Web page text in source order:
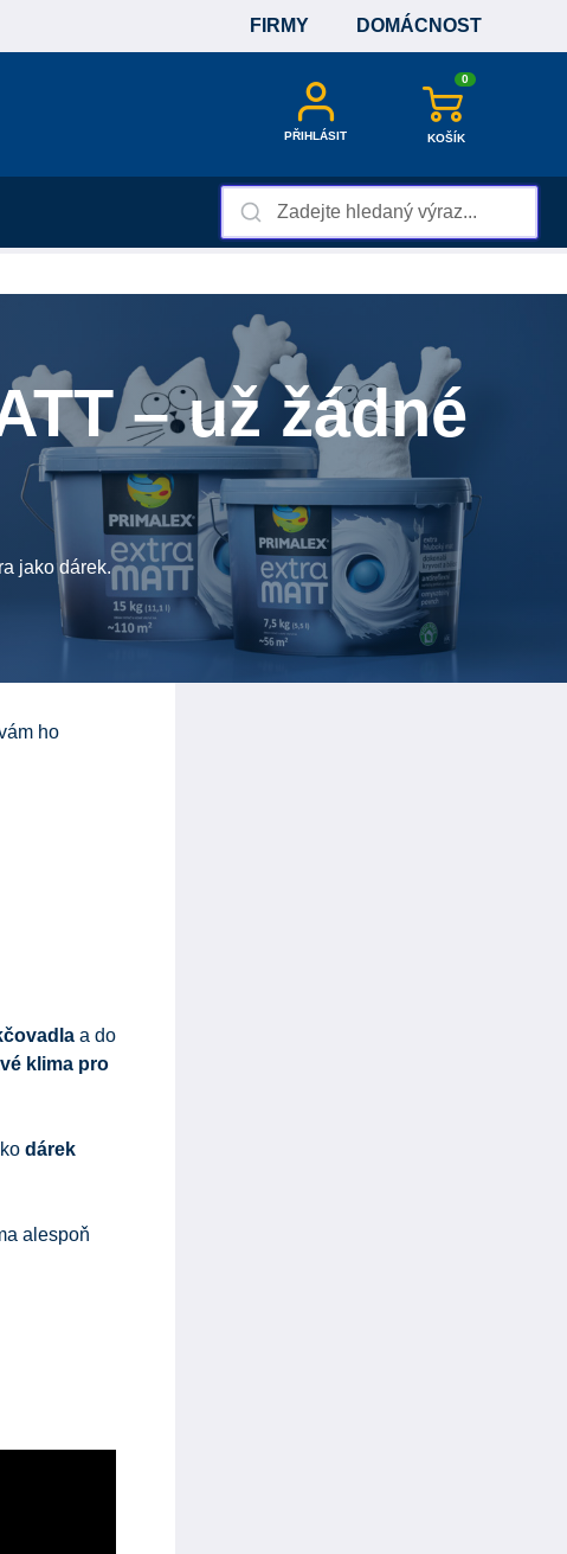
FIRMY DOMÁCNOST
PŘIHLÁSIT
0
KOŠÍK
– už žádné
jako dárek.
ho
a do
klima pro
dárek
alespoň